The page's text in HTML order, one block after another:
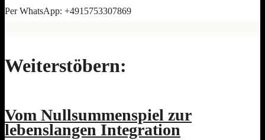
Per WhatsApp: +4915753307869
Weiterstöbern:
Vom Nullsummenspiel zur
lebenslangen Integration